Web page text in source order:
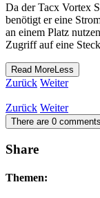
Da der Tacx Vortex
benötigt er eine
an einem Platz
Zugriff auf eine
Read More Less
Zurück Weiter
Zurück Weiter
There are 0
Share
Themen: